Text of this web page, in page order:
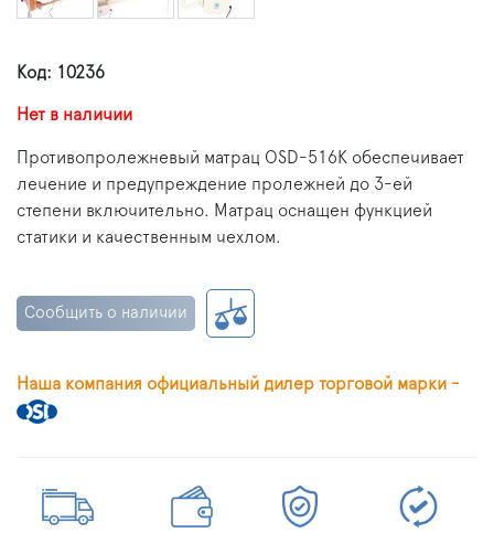
Код: 10236
Нет в наличии
Противопролежневый матрац OSD-516K обеспечивает
лечение и предупреждение пролежней до 3-ей
степени включительно. М атрац оснащен функцией
статики и качественным чехлом.
Сообщить о наличии
Наша компания официальный дилер торговой марки -